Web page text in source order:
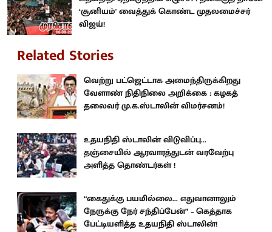
‘சூனியம்' வைத்துக் கொண்ட முதலமைச்சர்
விஜய்!
Related Stories
வெற்று பட்ஜெட்டாக அமைந்திருக்கிறது
வேளாண் நிதிநிலை அறிக்கை : கழகத்
தலைவர் மு.க.ஸ்டாலின் விமர்சனம்!
உதயநிதி ஸ்டாலின் விடுவிப்பு...
தஞ்சையில் ஆரவாரத்துடன் வரவேற்பு
அளித்த தொண்டர்கள் !
“கைதுக்கு பயமில்லை... எதுவானாலும்
நேருக்கு நேர் சந்திப்பேன்” – கெத்தாக
பேட்டியளித்த உதயநிதி ஸ்டாலின்!